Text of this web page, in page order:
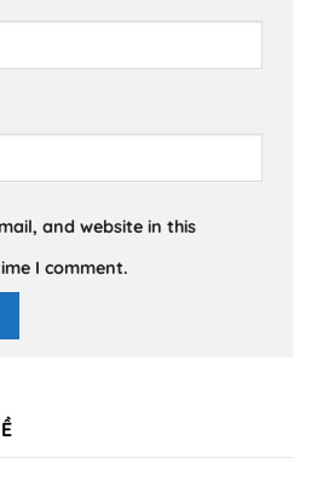
and website in this
I comment.